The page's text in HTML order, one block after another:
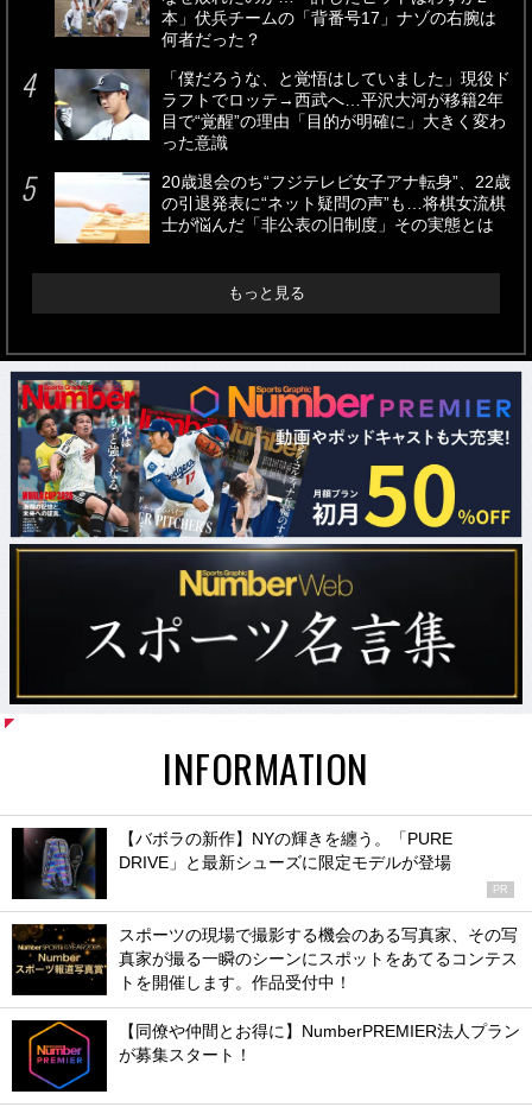
本」伏兵チームの「背番号17」ナゾの右腕は
何者だった？
「僕だろうな、と覚悟はしていました」現役ド
ラフトでロッテ→西武へ…平沢大河が移籍2年
目で“覚醒”の理由「目的が明確に」大きく変わ
った意識
20歳退会のち“フジテレビ女子アナ転身”、22歳
の引退発表に“ネット疑問の声”も…将棋女流棋
士が悩んだ「非公表の旧制度」その実態とは
もっと見る
INFORMATION
【バボラの新作】NYの輝きを纏う。「PURE
DRIVE」と最新シューズに限定モデルが登場
PR
スポーツの現場で撮影する機会のある写真家、その写
真家が撮る一瞬のシーンにスポットをあてるコンテス
トを開催します。作品受付中！
【同僚や仲間とお得に】NumberPREMIER法人プラン
が募集スタート！